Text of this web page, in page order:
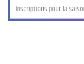
Inscriptions pour la